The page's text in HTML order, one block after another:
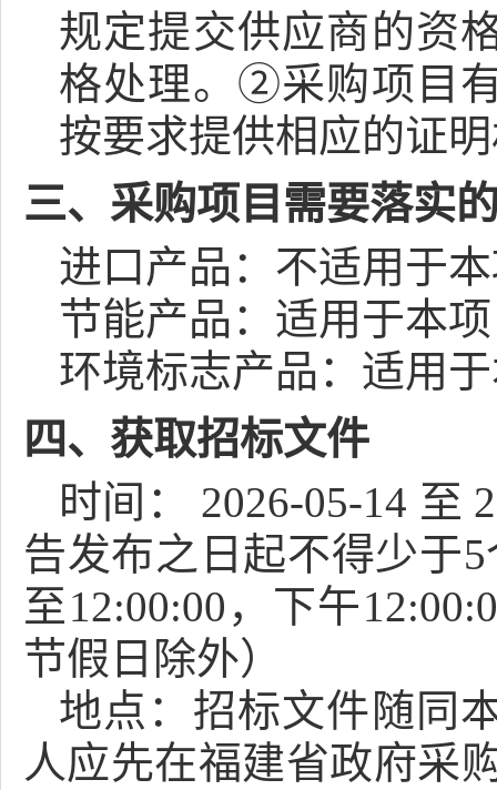
规定提交供应商的资
格处理。②采购项目
按要求提供相应的证
三、采购项目需要落实
进口产品： 不适用于
节能产品： 适用于本
环境标志产品： 适用
四、获取招标文件
时间：
2026-05-14 至
告发布之日起不得少于
至12:00:00 ，下午
节假日除外）
地点： 招标文件随同
人应先在福建省政府采